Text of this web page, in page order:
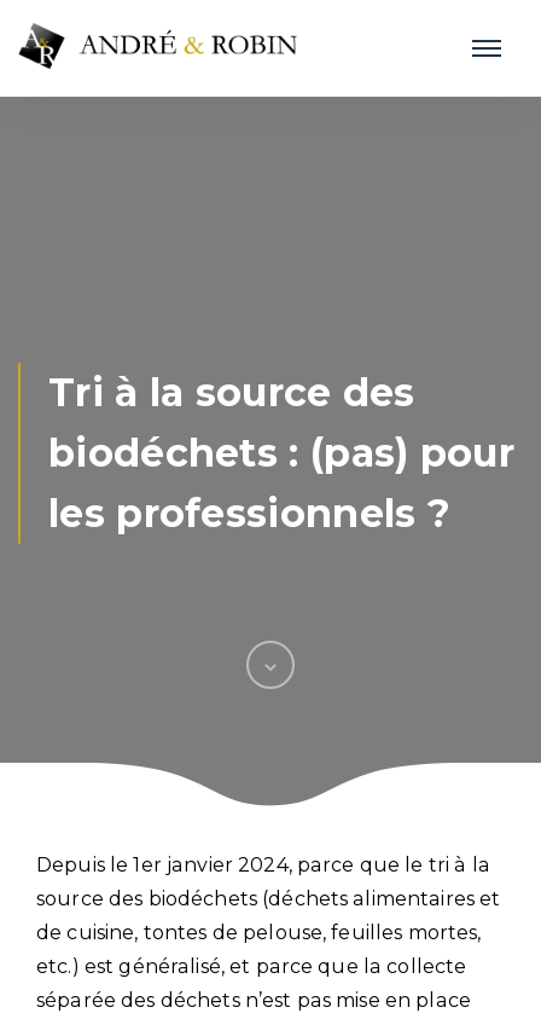
Tri à la source des
biodéchets : (pas) pour
les professionnels ?
Depuis le 1er janvier 2024, parce que le tri à la
source des biodéchets (déchets alimentaires et
de cuisine, tontes de pelouse, feuilles mortes,
etc.) est généralisé, et parce que la collecte
séparée des déchets n’est pas mise en place